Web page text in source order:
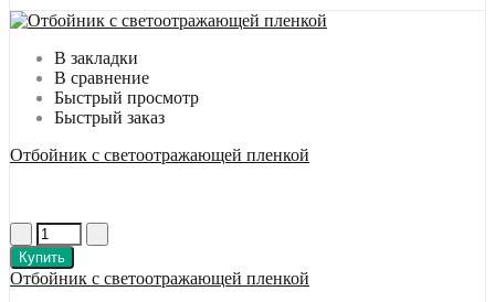
В закладки
В сравнение
Быстрый просмотр
Быстрый заказ
Отбойник с светоотражающей пленкой
Купить
Отбойник с светоотражающей пленкой